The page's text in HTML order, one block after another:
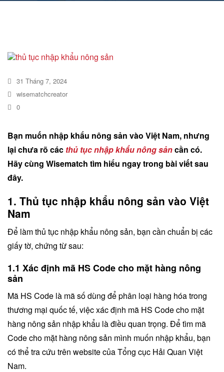
31 Tháng 7, 2024
wisematchcreator
0
Bạn muốn nhập khẩu nông sản vào Việt Nam, nhưng
lại chưa rõ các thủ tục nhập khẩu nông sảncần có.
Hãy cùng Wisematch tìm hiểu ngay trong bài viết sau
đây.
1. Thủ tục nhập khẩu nông sản vào Việt
Nam
Để làm thủ tục nhập khẩu nông sản, bạn cần chuẩn bị các
giấy tờ, chứng từ sau:
1.1 Xác định mã HS Code cho mặt hàng nông
sản
Mã HS Code là mã số dùng để phân loại hàng hóa trong
thương mại quốc tế, việc xác định mã HS Code cho mặt
hàng nông sản nhập khẩu là điều quan trọng. Để tìm mã
Code cho mặt hàng nông sản mình muốn nhập khẩu, bạn
có thể tra cứu trên website của Tổng cục Hải Quan Việt
Nam.